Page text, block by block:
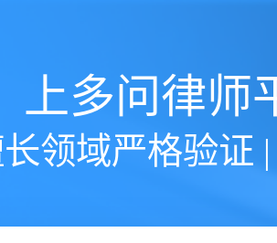
上多问律师
领域严格验证